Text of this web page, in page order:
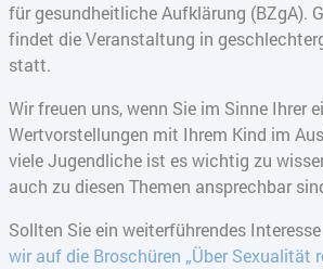
für gesundheitliche Aufklärung (BZgA).
findet die Veranstaltung in
statt.
Wir freuen uns, wenn Sie im Sinne Ihrer
Wertvorstellungen mit Ihrem Kind im
viele Jugendliche ist es wichtig zu
auch zu diesen Themen ansprechbar
Sollten Sie ein weiterführendes
wir auf die Broschüren „Über Sexualität